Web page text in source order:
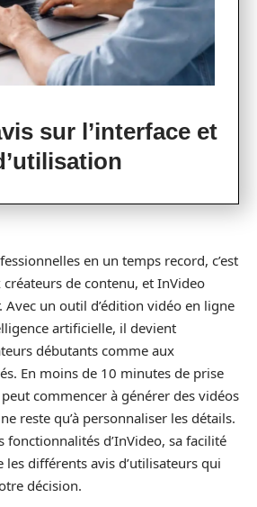
sur l’interface et
en un temps record, c’est
de contenu, et InVideo
Avec un outil d’édition vidéo en ligne
artificielle, il devient
débutants comme aux
En moins de 10 minutes de prise
commencer à générer des vidéos
reste qu’à personnaliser les détails.
fonctionnalités d’InVideo, sa facilité
les différents avis d’utilisateurs qui
décision.